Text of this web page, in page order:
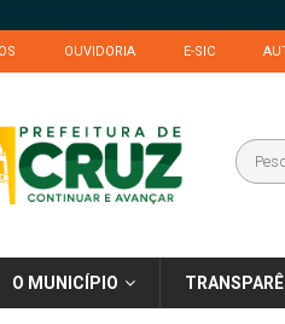
OUVIDORIA E-SIC
O MUNICÍPIO